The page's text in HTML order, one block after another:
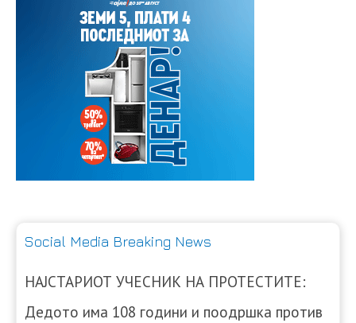
Social Media Breaking News
НАЈСТАРИОТ УЧЕСНИК НА ПРОТЕСТИТЕ:
Дедото има 108 години и поодршка против